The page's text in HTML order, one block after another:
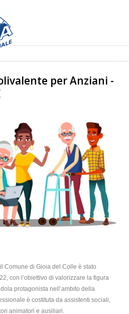
Our Siteper Anziani -
Comune di Gioia del Colle è stato
con l’obiettivo di valorizzare la figura
protagonista nell’ambito della
è costituta da assistenti sociali,
animatori e ausiliari.